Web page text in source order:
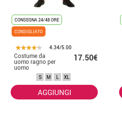
CONSEGNA 24/48 ORE
CONSIGLIATO
4.34/5.00
Costume da
uomo ragno per
uomo
17.50€
S M L XL
AGGIUNGI